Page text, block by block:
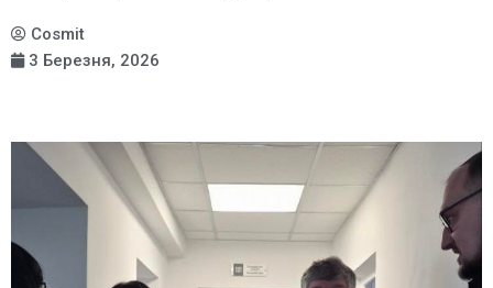
Cosmit
3 Березня, 2026